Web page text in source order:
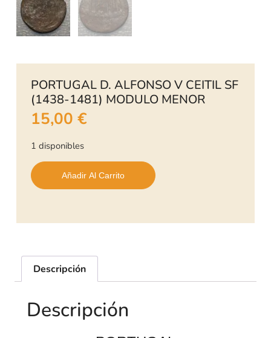
PORTUGAL D. ALFONSO V CEITIL SF
(1438-1481) MODULO MENOR
15,00 €
1 disponibles
Añadir Al Carrito
Descripción
Descripción